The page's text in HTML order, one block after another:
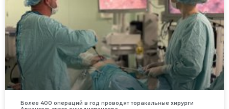
Более 400 операций в год проводят торакальные хирурги